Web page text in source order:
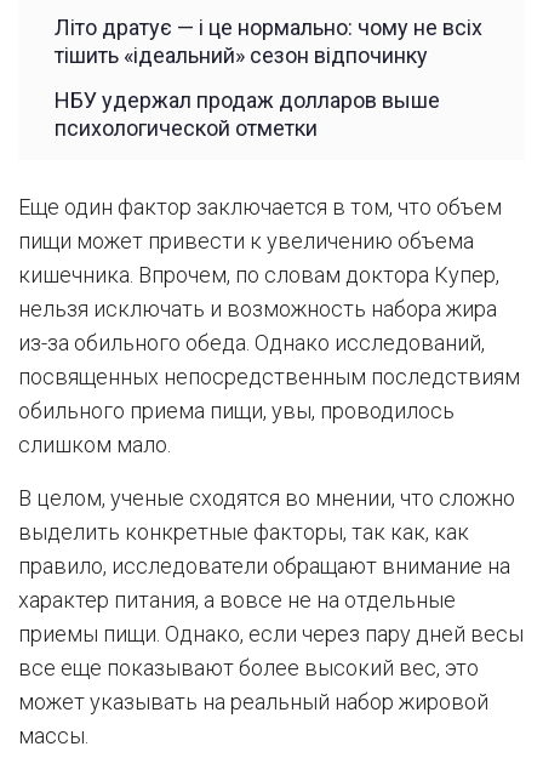
Літо дратує — і це нормально: чому не всіх
тішить «ідеальний» сезон відпочинку
НБУ удержал продаж долларов выше
психологической отметки
Еще один фактор заключается в том, что объем
пищи может привести к увеличению объема
кишечника. Впрочем, по словам доктора Купер,
нельзя исключать и возможность набора жира
из-за обильного обеда. Однако исследований,
посвященных непосредственным последствиям
обильного приема пищи, увы, проводилось
слишком мало.
В целом, ученые сходятся во мнении, что сложно
выделить конкретные факторы, так как, как
правило, исследователи обращают внимание на
характер питания, а вовсе не на отдельные
приемы пищи. Однако, если через пару дней весы
все еще показывают более высокий вес, это
может указывать на реальный набор жировой
массы.